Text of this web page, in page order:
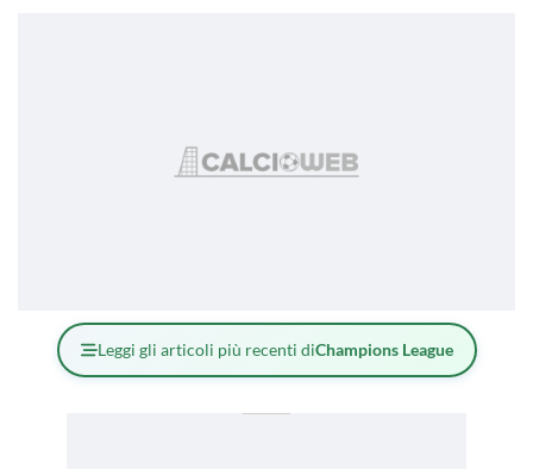
Leggi gli articoli più recenti diChampions League